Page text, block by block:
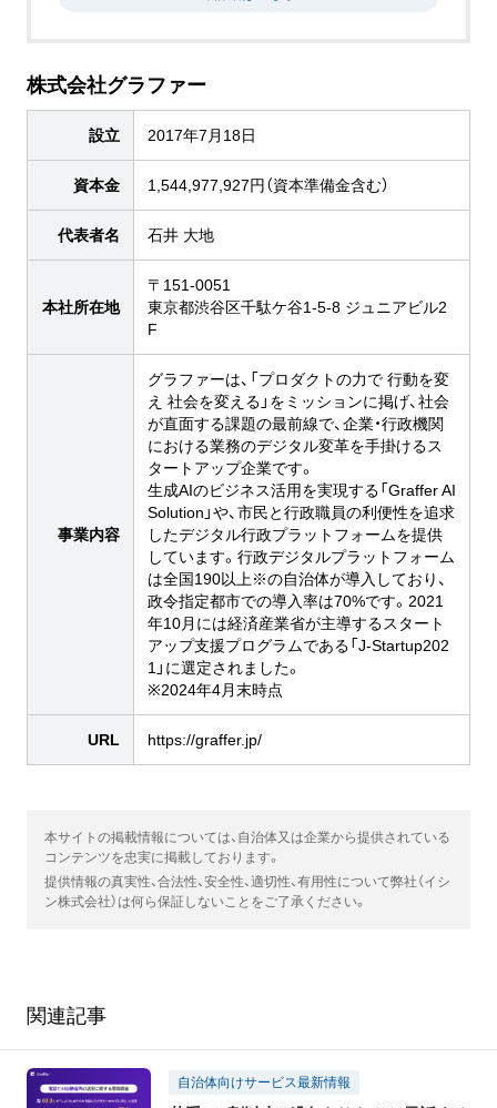
株式会社グラファー
設立 2017年7月18日
資本金 1,544,977,927円（資本準備金含む）
代表者名 石井 大地
本社所在地
〒151-0051
東京都渋谷区千駄ケ谷1-5-8 ジュニアビル2
F
事業内容
グラファーは、「プロダクトの力で 行動を変
え 社会を変える」をミッションに掲げ、社会
が直面する課題の最前線で、企業・行政機関
における業務のデジタル変革を手掛けるス
タートアップ企業です。
生成AIのビジネス活用を実現する「Graffer AI
Solution」や、市民と行政職員の利便性を追求
したデジタル行政プラットフォームを提供
しています。行政デジタルプラットフォーム
は全国190以上※の自治体が導入しており、
政令指定都市での導入率は70%です。2021
年10月には経済産業省が主導するスタート
アップ支援プログラムである「J-Startup202
1」に選定されました。
※2024年4月末時点
URL https://graffer.jp/
本サイトの掲載情報については、自治体又は企業から提供されている
コンテンツを忠実に掲載しております。
提供情報の真実性、合法性、安全性、適切性、有用性について弊社（イシ
ン株式会社）は何ら保証しないことをご了承ください。
関連記事
自治体向けサービス最新情報